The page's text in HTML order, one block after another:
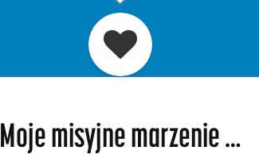
Moje misyjne marzenie …